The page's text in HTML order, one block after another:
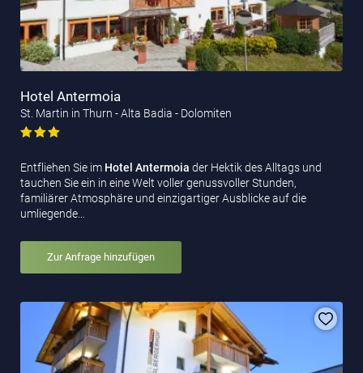
Hotel Antermoia
St. Martin in Thurn - Alta Badia - Dolomiten
Entfliehen Sie im Hotel Antermoia der Hektik des Alltags und
tauchen Sie ein in eine Welt voller genussvoller Stunden,
familiärer Atmosphäre und einzigartiger Ausblicke auf die
umliegende…
Zur Anfrage hinzufügen